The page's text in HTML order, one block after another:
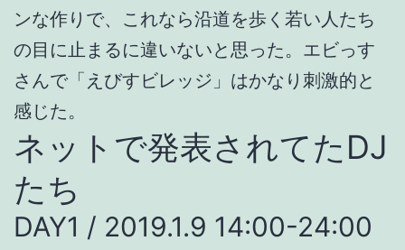
ンな作りで、これなら沿道を歩く若い人たち
の目に止まるに違いないと思った。エビっす
さんで「えびすビレッジ」はかなり刺激的と
感じた。
ネットで発表されてたDJ
たち
DAY1 / 2019.1.9 14:00-24:00